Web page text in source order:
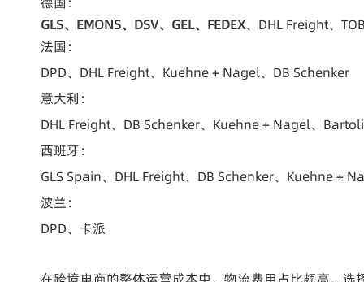
GLS、EMONS、DSV、GEL、FEDEX、DHL Freight、
法国：
DPD、DHL Freight、Kuehne + Nagel、DB Schenker
意大利：
DHL Freight、DB Schenker、Kuehne + Nagel、
西班牙：
GLS Spain、DHL Freight、DB Schenker、Kuehne +
波兰：
DPD、卡派